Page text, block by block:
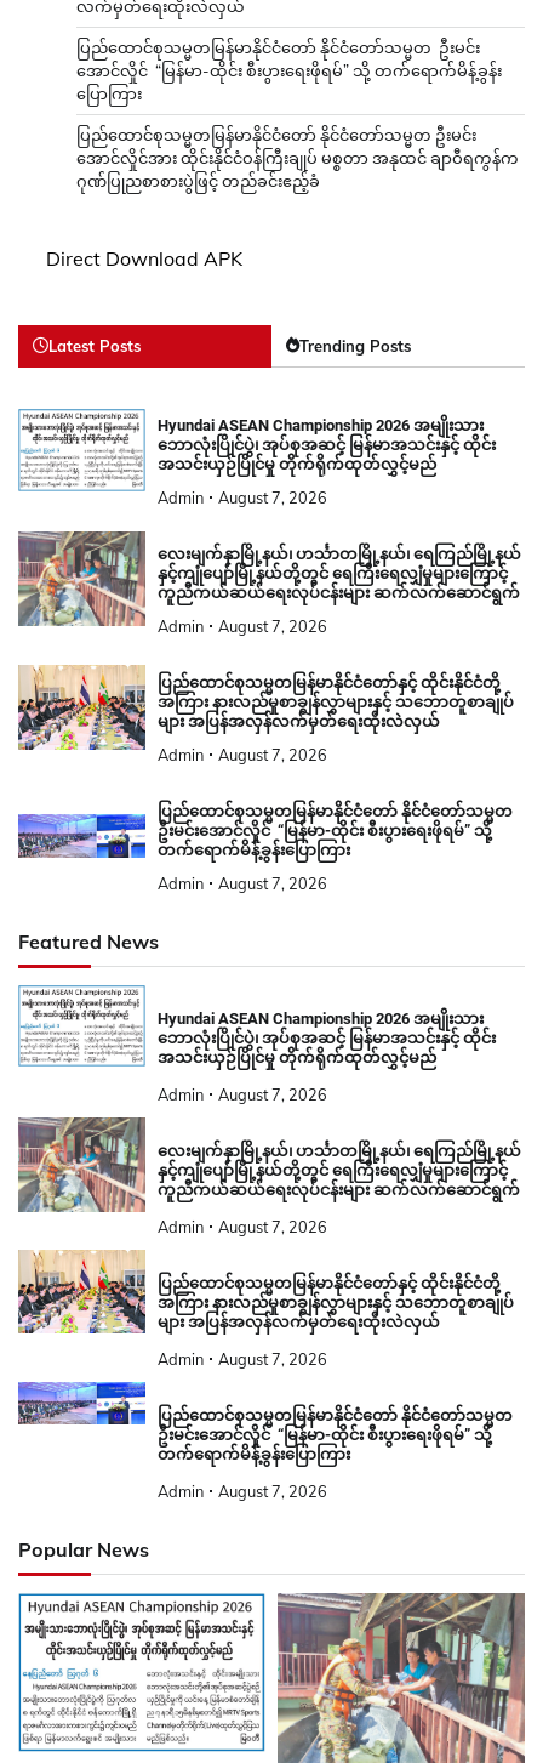
လက်မှတ်ရေးထိုးလဲလှယ်
ပြည်ထောင်စုသမ္မတမြန်မာနိုင်ငံတော် နိုင်ငံတော်သမ္မတ ဦးမင်း
အောင်လှိုင် “မြန်မာ-ထိုင်း စီးပွားရေးဖိုရမ်” သို့ တက်ရောက်မိန့်ခွန်း
ပြောကြား
ပြည်ထောင်စုသမ္မတမြန်မာနိုင်ငံတော် နိုင်ငံတော်သမ္မတ ဦးမင်း
အောင်လှိုင်အား ထိုင်းနိုင်ငံဝန်ကြီးချုပ် မစ္စတာ အနုထင် ချာဝီရကွန်က
ဂုဏ်ပြုညစာစားပွဲဖြင့် တည်ခင်းဧည့်ခံ
Direct Download APK
Latest Posts Trending Posts
Hyundai ASEAN Championship 2026 အမျိုးသား
ဘောလုံးပြိုင်ပွဲ၊ အုပ်စုအဆင့် မြန်မာအသင်းနှင့် ထိုင်း
အသင်းယှဉ်ပြိုင်မှု တိုက်ရိုက်ထုတ်လွှင့်မည်
Admin August 7, 2026
လေးမျက်နှာမြို့နယ်၊ ဟင်္သာတမြို့နယ်၊ ရေကြည်မြို့နယ်
နှင့်ကျုံပျော်မြို့နယ်တို့တွင် ရေကြီးရေလျှံမှုများကြောင့်
ကူညီကယ်ဆယ်ရေးလုပ်ငန်းများ ဆက်လက်ဆောင်ရွက်
Admin August 7, 2026
ပြည်ထောင်စုသမ္မတမြန်မာနိုင်ငံတော်နှင့် ထိုင်းနိုင်ငံတို့
အကြား နားလည်မှုစာချွန်လွှာများနှင့် သဘောတူစာချုပ်
များ အပြန်အလှန်လက်မှတ်ရေးထိုးလဲလှယ်
Admin August 7, 2026
ပြည်ထောင်စုသမ္မတမြန်မာနိုင်ငံတော် နိုင်ငံတော်သမ္မတ
ဦးမင်းအောင်လှိုင် “မြန်မာ-ထိုင်း စီးပွားရေးဖိုရမ်” သို့
တက်ရောက်မိန့်ခွန်းပြောကြား
Admin August 7, 2026
Featured News
Hyundai ASEAN Championship 2026 အမျိုးသား
ဘောလုံးပြိုင်ပွဲ၊ အုပ်စုအဆင့် မြန်မာအသင်းနှင့် ထိုင်း
အသင်းယှဉ်ပြိုင်မှု တိုက်ရိုက်ထုတ်လွှင့်မည်
Admin August 7, 2026
လေးမျက်နှာမြို့နယ်၊ ဟင်္သာတမြို့နယ်၊ ရေကြည်မြို့နယ်
နှင့်ကျုံပျော်မြို့နယ်တို့တွင် ရေကြီးရေလျှံမှုများကြောင့်
ကူညီကယ်ဆယ်ရေးလုပ်ငန်းများ ဆက်လက်ဆောင်ရွက်
Admin August 7, 2026
ပြည်ထောင်စုသမ္မတမြန်မာနိုင်ငံတော်နှင့် ထိုင်းနိုင်ငံတို့
အကြား နားလည်မှုစာချွန်လွှာများနှင့် သဘောတူစာချုပ်
များ အပြန်အလှန်လက်မှတ်ရေးထိုးလဲလှယ်
Admin August 7, 2026
ပြည်ထောင်စုသမ္မတမြန်မာနိုင်ငံတော် နိုင်ငံတော်သမ္မတ
ဦးမင်းအောင်လှိုင် “မြန်မာ-ထိုင်း စီးပွားရေးဖိုရမ်” သို့
တက်ရောက်မိန့်ခွန်းပြောကြား
Admin August 7, 2026
Popular News